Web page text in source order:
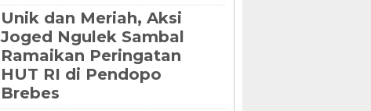
Unik dan Meriah, Aksi
Joged Ngulek Sambal
Ramaikan Peringatan
HUT RI di Pendopo
Brebes